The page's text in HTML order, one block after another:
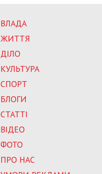
ВЛАДА
ЖИТТЯ
ДІЛО
КУЛЬТУРА
СПОРТ
БЛОГИ
СТАТТІ
ВІДЕО
ФОТО
ПРО НАС